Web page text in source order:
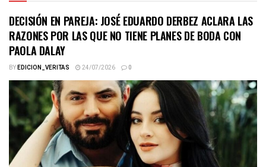
DECISIÓN EN PAREJA: JOSÉ EDUARDO DERBEZ ACLARA LAS
RAZONES POR LAS QUE NO TIENE PLANES DE BODA CON
PAOLA DALAY
BYEDICION_VERITAS 24/07/2026 0